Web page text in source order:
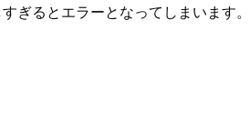
ぎるとエラーとなってしまいます。